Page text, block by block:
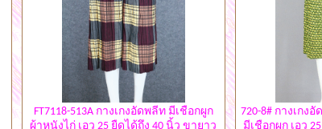
FT7118-513A กางเกงอัดพลีท มีเชือกผูก
ผ้าหนังไก่ เอว 25 ยืดได้ถึง 40 นิ้ว ขายาว
720-8# กางเกง
มีเชือกผูก เอว